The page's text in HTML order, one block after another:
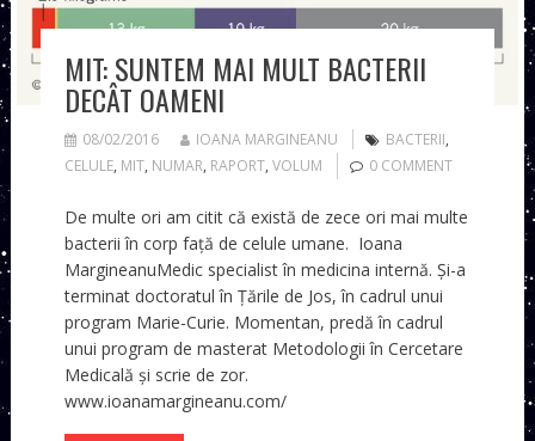
MIT: SUNTEM MAI MULT BACTERII
DECÂT OAMENI
08/02/2016 IOANA MARGINEANU BACTERII,
CELULE, MIT, NUMAR, RAPORT, VOLUM 0 COMMENT
De multe ori am citit că există de zece ori mai multe
bacterii în corp față de celule umane. Ioana
MargineanuMedic specialist în medicina internă. Și-a
terminat doctoratul în Țările de Jos, în cadrul unui
program Marie-Curie. Momentan, predă în cadrul
unui program de masterat Metodologii în Cercetare
Medicală și scrie de zor.
www.ioanamargineanu.com/